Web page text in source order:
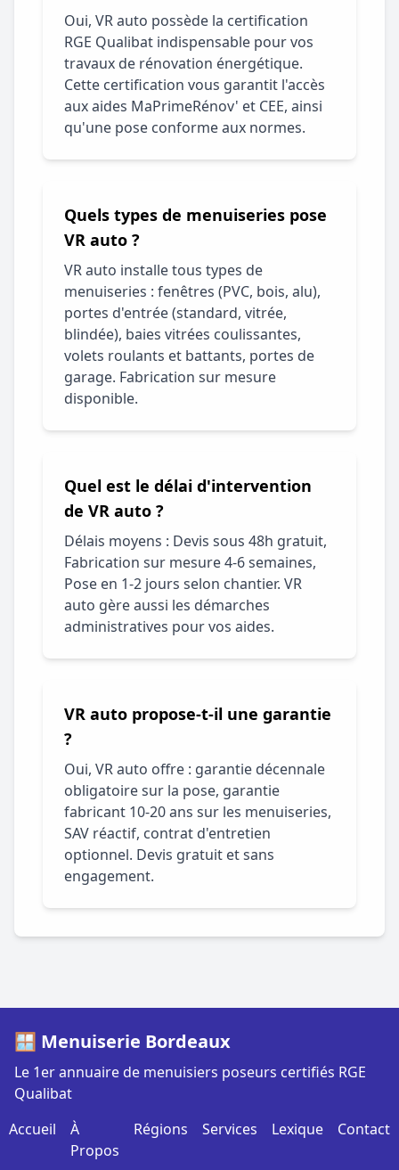
Oui, VR auto possède la certification
RGE Qualibat indispensable pour vos
travaux de rénovation énergétique.
Cette certification vous garantit l'accès
aux aides MaPrimeRénov' et CEE, ainsi
qu'une pose conforme aux normes.
Quels types de menuiseries pose
VR auto ?
VR auto installe tous types de
menuiseries : fenêtres (PVC, bois, alu),
portes d'entrée (standard, vitrée,
blindée), baies vitrées coulissantes,
volets roulants et battants, portes de
garage. Fabrication sur mesure
disponible.
Quel est le délai d'intervention
de VR auto ?
Délais moyens : Devis sous 48h gratuit,
Fabrication sur mesure 4-6 semaines,
Pose en 1-2 jours selon chantier. VR
auto gère aussi les démarches
administratives pour vos aides.
VR auto propose-t-il une garantie
?
Oui, VR auto offre : garantie décennale
obligatoire sur la pose, garantie
fabricant 10-20 ans sur les menuiseries,
SAV réactif, contrat d'entretien
optionnel. Devis gratuit et sans
engagement.
🪟 Menuiserie Bordeaux
Le 1er annuaire de menuisiers poseurs certifiés RGE
Qualibat
Accueil
À
Propos
Régions Services Lexique Contact